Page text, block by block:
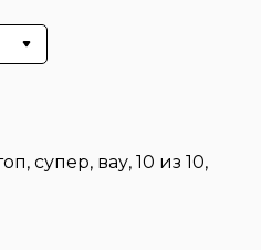
супер, вау, 10 из 10,